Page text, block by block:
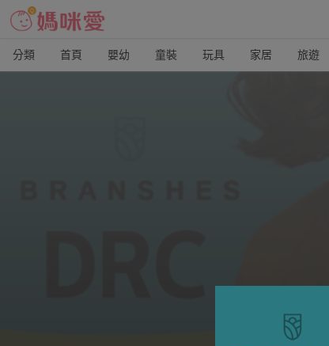
分類 首頁 嬰幼 童裝 玩具 家居 旅遊